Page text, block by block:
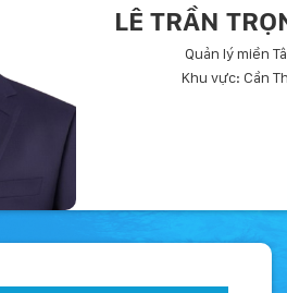
LÊ TRẦN
Quản lý miền
Khu vực: Cần